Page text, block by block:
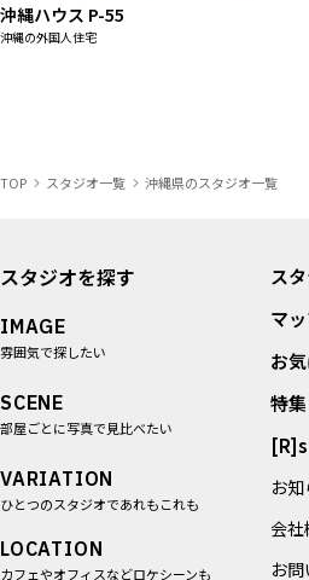
沖縄ハウス P-55
沖縄の外国人住宅
TOP スタジオ一覧 沖縄県のスタジオ一覧
スタジオを探す
IMAGE
雰囲気で探したい
SCENE
部屋ごとに写真で見比べたい
VARIATION
ひとつのスタジオであれもこれも
LOCATION
カフェやオフィスなどロケシーンも
ス
マ
お
特集
お
会
お